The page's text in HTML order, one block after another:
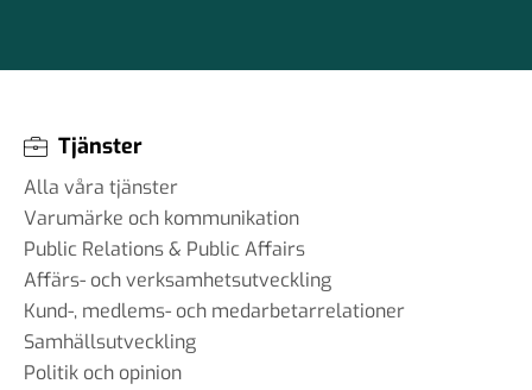
Tjänster
Alla våra tjänster
Varumärke och kommunikation
Public Relations & Public Affairs
Affärs- och verksamhetsutveckling
Kund-, medlems- och medarbetarrelationer
Samhällsutveckling
Politik och opinion